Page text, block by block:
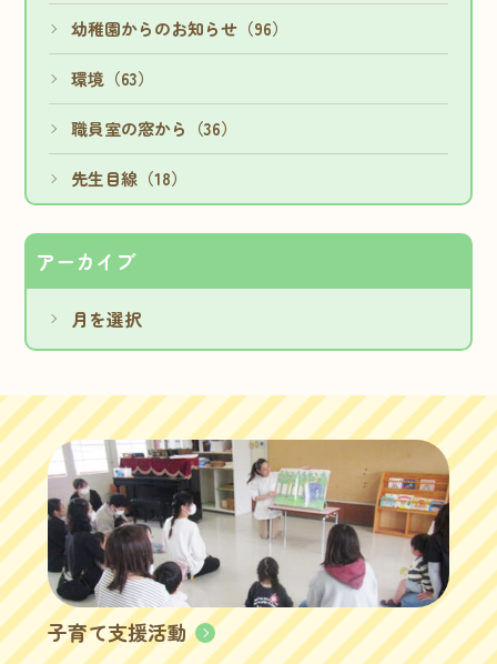
幼稚園からのお知らせ（96）
環境（63）
職員室の窓から（36）
先生目線（18）
アーカイブ
子育て支援活動